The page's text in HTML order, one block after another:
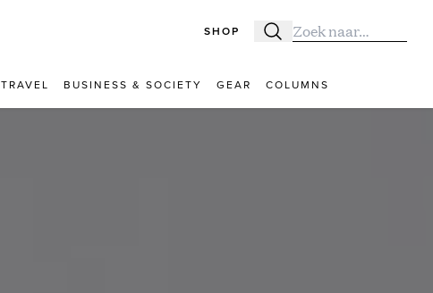
SHOP Zoeken
Zoek naar:
TRAVEL BUSINESS & SOCIETY GEAR COLUMNS